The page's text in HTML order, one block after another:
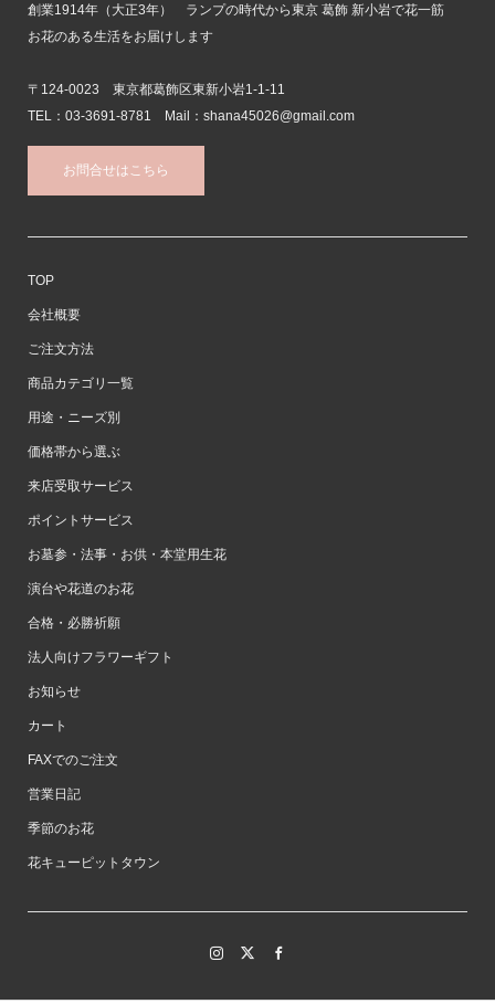
創業1914年（大正3年） ランプの時代から東京 葛飾 新小岩で花一筋
お花のある生活をお届けします
〒124-0023 東京都葛飾区東新小岩1-1-11
TEL：03-3691-8781 Mail：shana45026@gmail.com
お問合せはこちら
TOP
会社概要
ご注文方法
商品カテゴリ一覧
用途・ニーズ別
価格帯から選ぶ
来店受取サービス
ポイントサービス
お墓参・法事・お供・本堂用生花
演台や花道のお花
合格・必勝祈願
法人向けフラワーギフト
お知らせ
カート
FAXでのご注文
営業日記
季節のお花
花キューピットタウン